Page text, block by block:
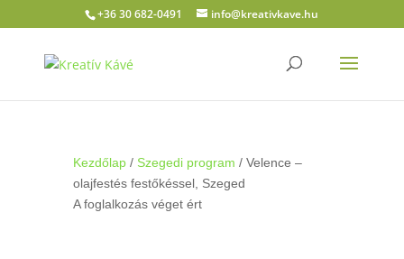
+36 30 682-0491 info@kreativkave.hu
Kezdőlap/ Szegedi program / Velence –
olajfestés festőkéssel, Szeged
A foglalkozás véget ért